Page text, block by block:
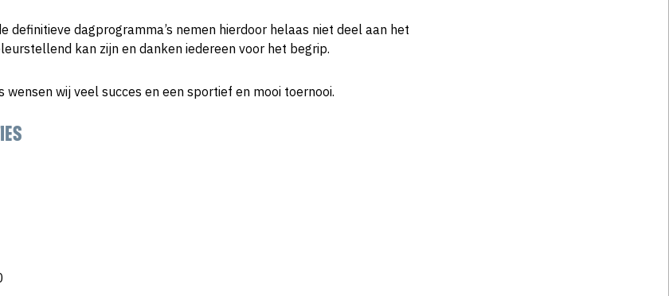
definitieve dagprogramma’s nemen hierdoor helaas niet deel aan het
kan zijn en danken iedereen voor het begrip.
wij veel succes en een sportief en mooi toernooi.